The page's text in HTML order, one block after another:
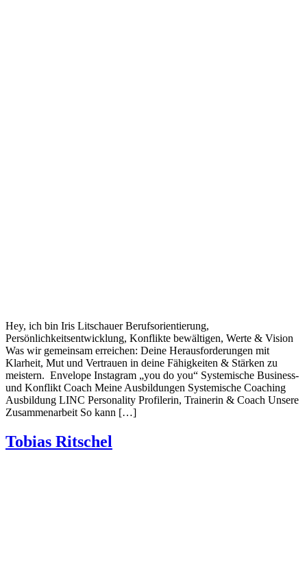
Hey, ich bin Iris Litschauer Berufsorientierung,
Persönlichkeitsentwicklung, Konflikte bewältigen, Werte & Vision
Was wir gemeinsam erreichen: Deine Herausforderungen mit
Klarheit, Mut und Vertrauen in deine Fähigkeiten & Stärken zu
meistern. Envelope Instagram „you do you“ Systemische Business-
und Konflikt Coach Meine Ausbildungen Systemische Coaching
Ausbildung LINC Personality Profilerin, Trainerin & Coach Unsere
Zusammenarbeit So kann […]
Tobias Ritschel